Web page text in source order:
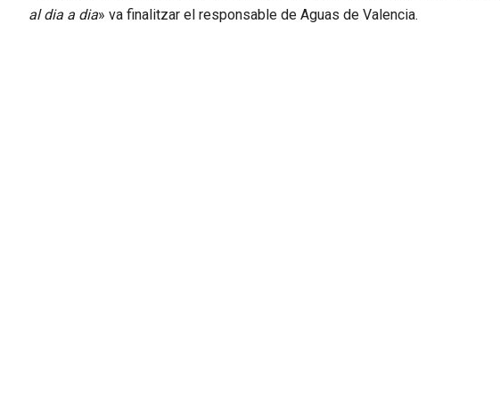
al dia a dia» va finalitzar el responsable de Aguas de Valencia.